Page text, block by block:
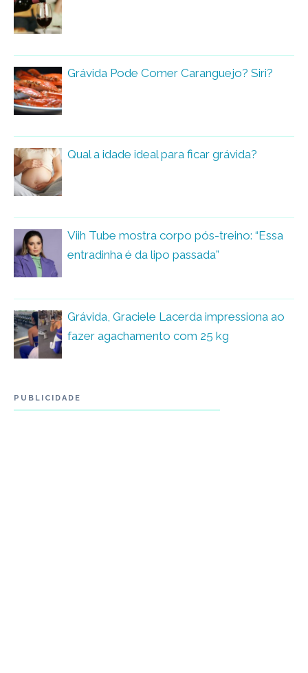
Grávida Pode Comer Caranguejo? Siri?
Qual a idade ideal para ficar grávida?
Viih Tube mostra corpo pós-treino: “Essa
entradinha é da lipo passada”
Grávida, Graciele Lacerda impressiona ao
fazer agachamento com 25 kg
PUBLICIDADE